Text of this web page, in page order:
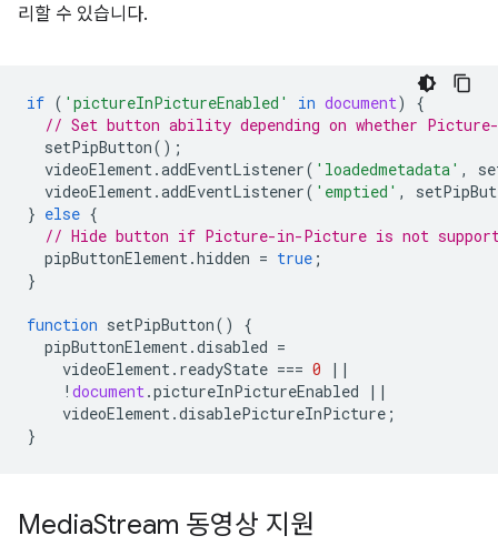
리할 수 있습니다.
if ( 'pictureInPictureEnabled' in document)
{
// Set button ability depending on whether
setPipButton();
videoElement.addEventListener( 'loadedmetadata' ,
videoElement.addEventListener( 'emptied' ,
} else {
// Hide button if Picture-in-Picture is not
pipButtonElement.hidden = true ;
}
function setPipButton()
{
pipButtonElement.disabled =
videoElement. readyState === 0
||
! document.pictureInPictureEnabled
||
videoElement.disablePictureInPicture ;
}
MediaStream 동영상 지원